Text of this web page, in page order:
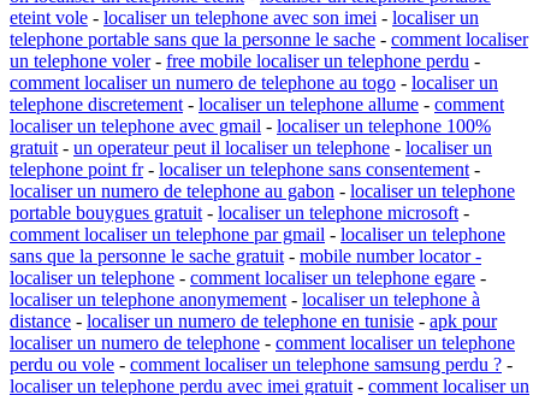
eteint vole - localiser un telephone avec son imei - localiser un
telephone portable sans que la personne le sache - comment localiser
un telephone voler- free mobile localiser un telephone perdu -
comment localiser un numero de telephone au togo - localiser un
telephone discretement - localiser un telephone allume - comment
localiser un telephone avec gmail - localiser un telephone 100%
gratuit - un operateur peut il localiser un telephone - localiser un
telephone point fr- localiser un telephone sans consentement -
localiser un numero de telephone au gabon - localiser un telephone
portable bouygues gratuit - localiser un telephone microsoft -
comment localiser un telephone par gmail - localiser un telephone
sans que la personne le sache gratuit - mobile number locator -
localiser un telephone - comment localiser un telephone egare -
localiser un telephone anonymement - localiser un telephone à
distance - localiser un numero de telephone en tunisie - apk pour
localiser un numero de telephone - comment localiser un telephone
perdu ou vole - comment localiser un telephone samsung perdu ? -
localiser un telephone perdu avec imei gratuit - comment localiser un